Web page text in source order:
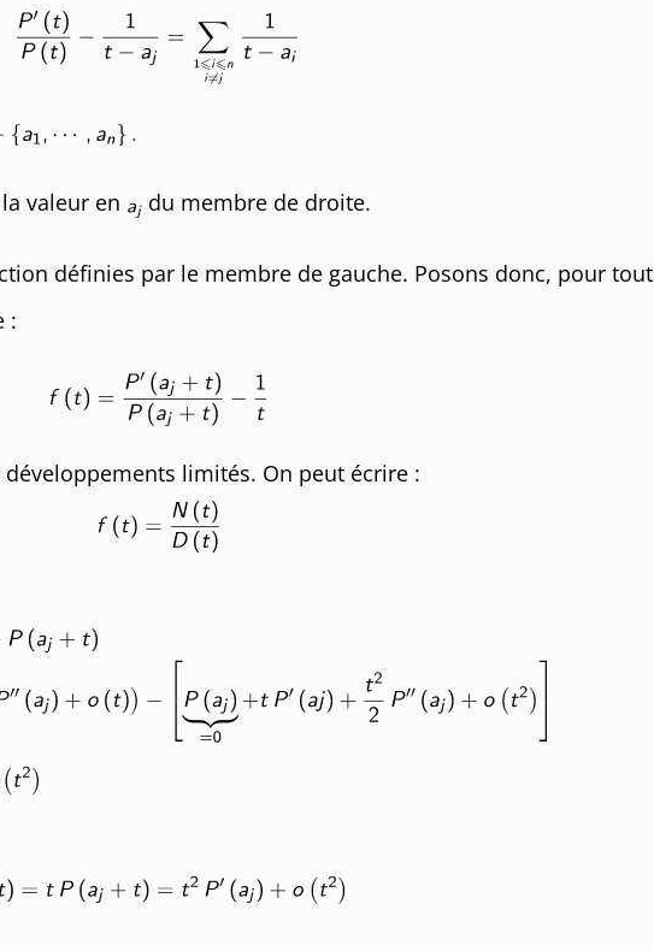
valeur en du membre de droite.
définies par le membre de gauche. Posons donc, pour tout
:
limités. On peut écrire :